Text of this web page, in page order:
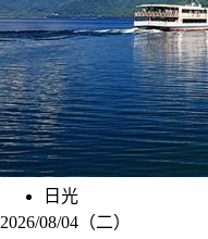
日光
2026/08/04（二）